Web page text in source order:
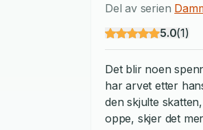
Del av serien
5.0(1)
Det blir noen
har arvet etter
den skjulte
oppe, skjer det